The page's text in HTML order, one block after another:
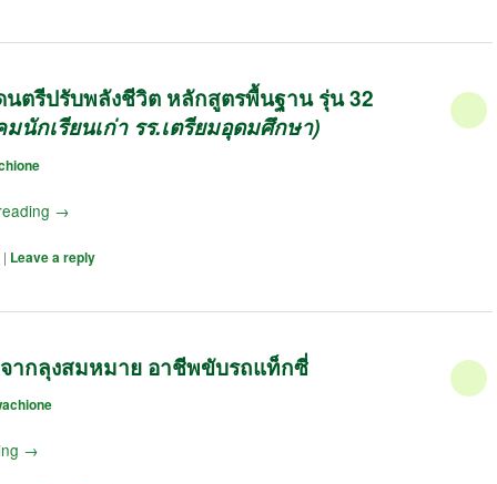
นตรีปรับพลังชีวิต หลักสูตรพื้นฐาน รุ่น 32
นักเรียนเก่า รร.เตรียมอุดมศึกษา)
→
| Leave a reply
จากลุงสมหมาย อาชีพขับรถแท็กซี่
→